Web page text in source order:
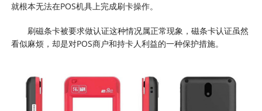
就根本无法在POS机具上完成刷卡操作。
刷磁条卡被要求做认证这种情况属正常现象，磁条卡认证虽然
看似麻烦，却是对POS商户和持卡人利益的一种保护措施。